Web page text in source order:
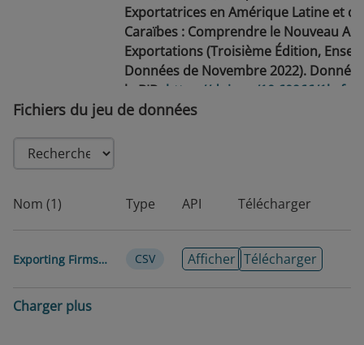
Exportatrices en Amérique Latine et
Caraïbes : Comprendre le Nouveau
Exportations (Troisième Édition,
Données de Novembre 2022).
la BID. https://doi.org/10.60966/
publication
modification
· Firmes · Secteur privé · Intégration
Commerce régional · Enquêtes
Langue
Fichiers du jeu de données
Nom (1) Type API Télécharger
Exporting Firms Survey CSV Afficher Télécharger
Charger plus